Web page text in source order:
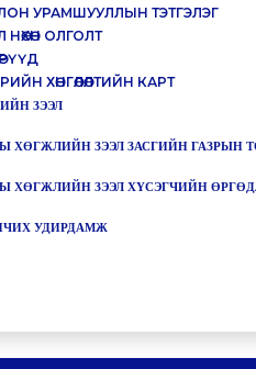
УРАМШУУЛЛЫН ТЭТГЭЛЭГ
ОЛГОЛТ
ХӨНГӨЛӨЛТИЙН КАРТ
ЗЭЭЛ
ХӨГЖЛИЙН ЗЭЭЛ ЗАСГИЙН ГАЗРЫН
ХӨГЖЛИЙН ЗЭЭЛ ХҮСЭГЧИЙН
УДИРДАМЖ